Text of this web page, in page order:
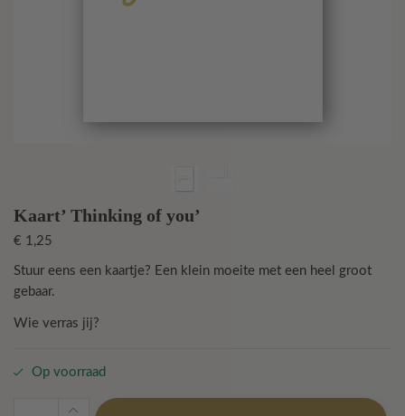
Kaart’ Thinking of you’
€ 1,25
Stuur eens een kaartje? Een klein moeite met een heel groot
gebaar.
Wie verras jij?
Op voorraad